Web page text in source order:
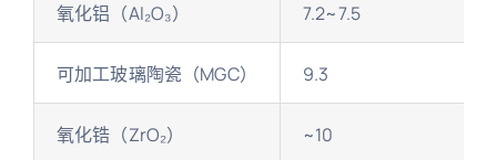
氧化铝（Al₂O₃） 7.2~7.5
可加工玻璃陶瓷（MGC） 9.3
氧化锆（ZrO₂） ~10